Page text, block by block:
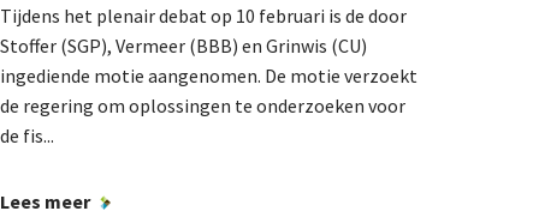
Tijdens het plenair debat op 10 februari is de door
Stoffer (SGP), Vermeer (BBB) en Grinwis (CU)
ingediende motie aangenomen. De motie verzoekt
de regering om oplossingen te onderzoeken voor
de fis...
Lees meer